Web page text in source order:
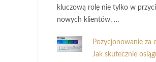
kluczową rolę nie tylko w
nowych klientów, …
Pozycjonowanie za
Jak skutecznie